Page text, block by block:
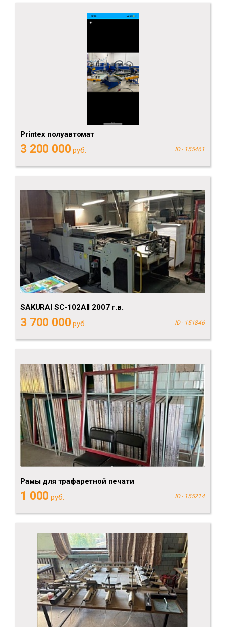
Printex полуавтомат
3 200 000 руб. ID - 155461
SAKURAI SC-102AII 2007 г.в.
3 700 000 руб. ID - 151846
Рамы для трафаретной печати
1 000 руб. ID - 155214